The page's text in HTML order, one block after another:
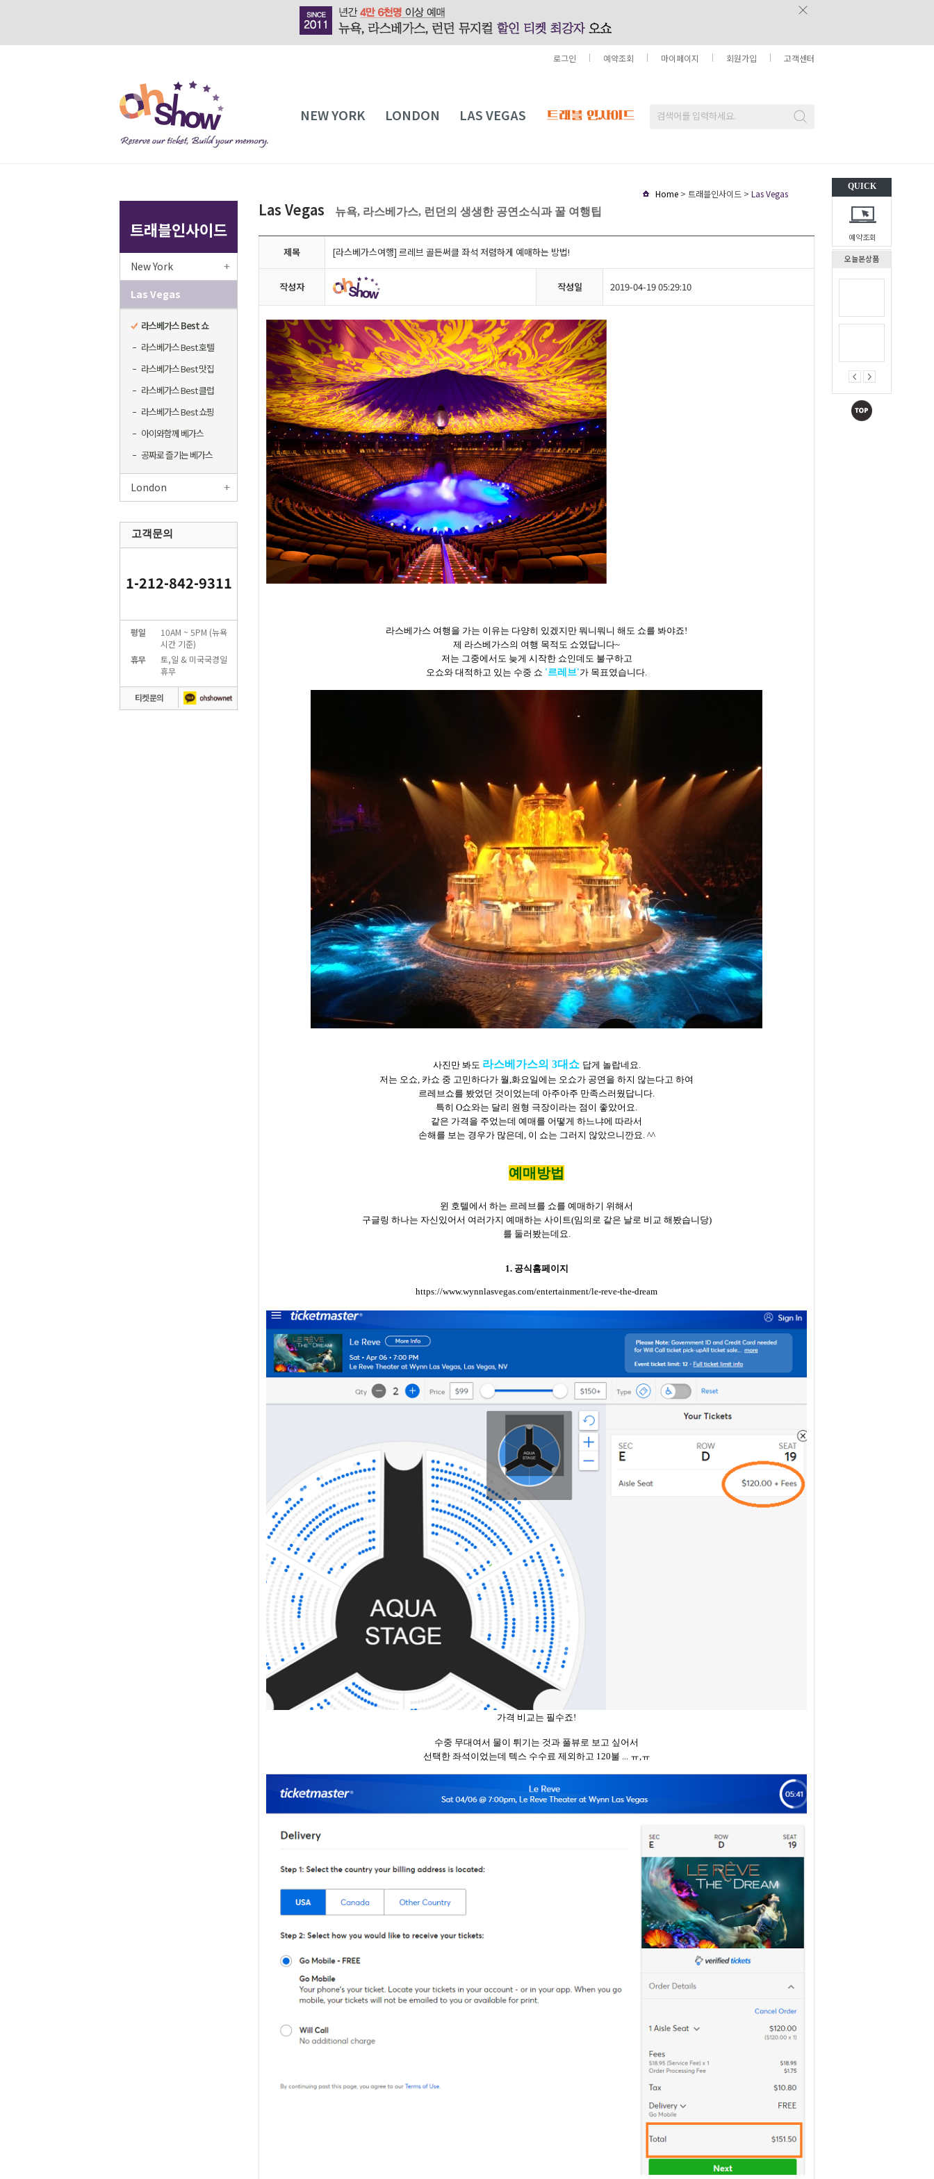
QUICK
예약조회
오늘본상품
로그인 예약조회 마이페이지 회원가입 고객센터
NEW YORK LONDON LAS VEGAS
트래블인사이드
New York
Las Vegas
라스베가스 Best 쇼
라스베가스 Best 호텔
라스베가스 Best 맛집
라스베가스 Best 클럽
라스베가스 Best 쇼핑
아이와함께 베가스
공짜로 즐기는 베가스
London
고객문의
1-212-842-9311
평일
10AM ~ 5PM (뉴욕
시간 기준)
휴무
토,일 & 미국국경일
휴무
티켓문의
Home > 트래블인사이드 > Las Vegas
Las Vegas 뉴욕, 라스베가스, 런던의 생생한 공연소식과 꿀 여행팁
제목 [라스베가스여행] 르레브 골든써클 좌석 저렴하게 예매하는 방법!
작성자 작성일 2019-04-19 05:29:10
라스베가스 여행을 가는 이유는 다양히 있겠지만 뭐니뭐니 해도 쇼를 봐야죠!
제 라스베가스의 여행 목적도 쇼였답니다~
저는 그중에서도 늦게 시작한 쇼인데도 불구하고
오쇼와 대적하고 있는 수중 쇼 '르레브'가 목표였습니다.
사진만 봐도 라스베가스의 3대쇼 답게 놀랍네요.
저는 오쇼, 카쇼 중 고민하다가 월,화요일에는 오쇼가 공연을 하지 않는다고 하여
르레브쇼를 봤었던 것이었는데 아주아주 만족스러웠답니다.
특히 O쇼와는 달리 원형 극장이라는 점이 좋았어요.
같은 가격을 주었는데 예매를 어떻게 하느냐에 따라서
손해를 보는 경우가 많은데, 이 쇼는 그러지 않았으니깐요. ^^
예매방법
윈 호텔에서 하는 르레브를 쇼를 예매하기 위해서
구글링 하나는 자신있어서 여러가지 예매하는 사이트(임의로 같은 날로 비교 해봤습니당)
를 둘러봤는데요
1. 공식홈페이지
https://www.wynnlasvegas.com/entertainment/le-reve-the-dream
가격 비교는 필수죠!
수중 무대여서 물이 튀기는 것과 풀뷰로 보고 싶어서
선택한 좌석이었는데 텍스 수수료 제외하고 120불 ... ㅠ,ㅠ